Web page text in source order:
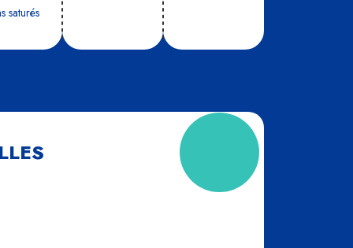
sa­tu­rés